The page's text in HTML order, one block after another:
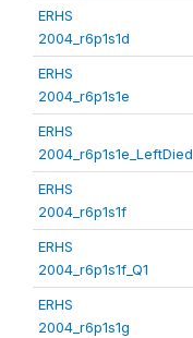
ERHS
2004_r6p1s1d
ERHS
2004_r6p1s1e
ERHS
2004_r6p1s1e_LeftDied
ERHS
2004_r6p1s1f
ERHS
2004_r6p1s1f_Q1
ERHS
2004_r6p1s1g